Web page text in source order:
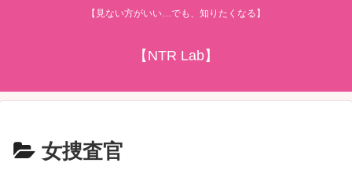
【見ない方がいい…でも、知りたくなる】
【NTR Lab】
女捜査官